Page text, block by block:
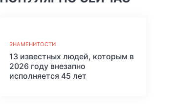
ЗНАМЕНИТОСТИ
13 известных людей, которым в
2026 году внезапно
исполняется 45 лет